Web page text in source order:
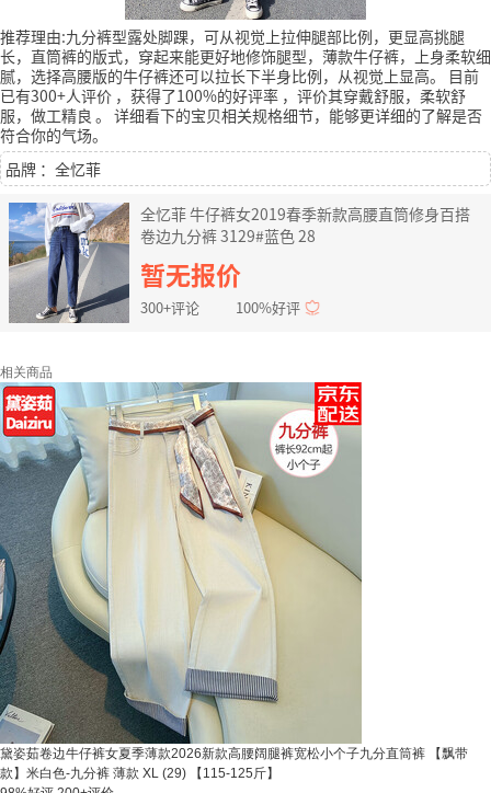
推荐理由:九分裤型露处脚踝，可从视觉上拉伸腿部比例，更显高挑腿
长，直筒裤的版式，穿起来能更好地修饰腿型，薄款牛仔裤，上身柔软细
腻，选择高腰版的牛仔裤还可以拉长下半身比例，从视觉上显高。
目前
已有300+人评价 ，获得了100%的好评率 ，评价其穿戴舒服，柔软舒
服，做工精良 。 详细看下的宝贝相关规格细节，能够更详细的了解是否
符合你的气场。
品牌 ：全忆菲
全忆菲 牛仔裤女2019春季新款高腰直筒修身百搭
卷边九分裤 3129#蓝色 28
暂无报价
300+评论 100%好评
相关商品
黛姿茹卷边牛仔裤女夏季薄款2026新款高腰阔腿裤宽松小个子九分直筒裤 【飘带
款】米白色-九分裤 薄款 XL (29) 【115-125斤】